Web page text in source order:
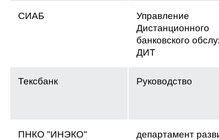
СИАБ
Управление
Дистанционного
банковского
ДИТ
Тексбанк Руководство
ПНКО "ИНЭКО" департамент